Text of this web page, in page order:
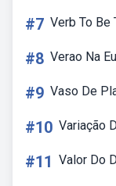
#7 Verb To Be
#8 Verao Na
#9 Vaso De
#10 Variação
#11 Valor Do